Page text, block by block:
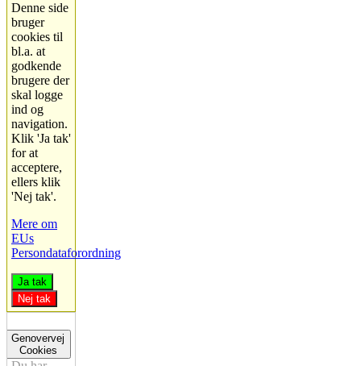
Denne side
bruger
cookies til
bl.a. at
godkende
brugere der
skal logge
ind og
navigation.
Klik 'Ja tak'
for at
acceptere,
ellers klik
'Nej tak'.
Mere om
EUs
Persondataforordning
Ja tak
Nej tak
Genovervej
Cookies